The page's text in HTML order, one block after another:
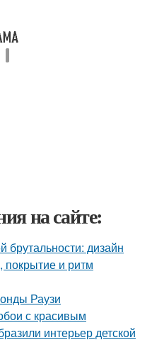
на сайте:
брутальности: дизайн
покрытие и ритм
Раузи
с красивым
интерьер детской